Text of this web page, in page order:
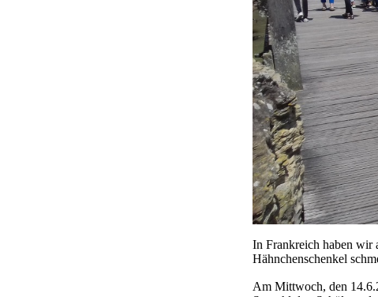
In Frankreich haben wir
Hähnchenschenkel
Am Mittwoch, den